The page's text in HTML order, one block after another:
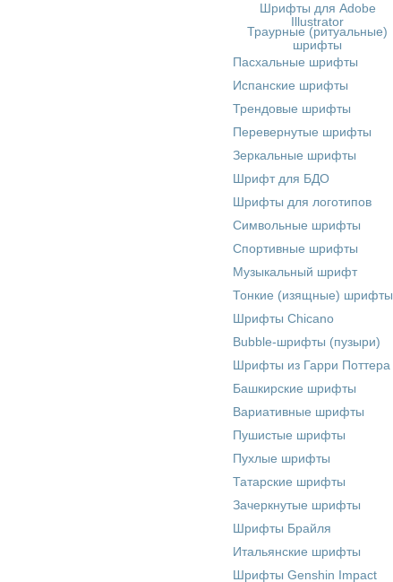
Шрифты для Adobe
Illustrator
Траурные (ритуальные)
шрифты
Пасхальные шрифты
Испанские шрифты
Трендовые шрифты
Перевернутые шрифты
Зеркальные шрифты
Шрифт для БДО
Шрифты для логотипов
Символьные шрифты
Спортивные шрифты
Музыкальный шрифт
Тонкие (изящные) шрифты
Шрифты Chicano
Bubble-шрифты (пузыри)
Шрифты из Гарри Поттера
Башкирские шрифты
Вариативные шрифты
Пушистые шрифты
Пухлые шрифты
Татарские шрифты
Зачеркнутые шрифты
Шрифты Брайля
Итальянские шрифты
Шрифты Genshin Impact